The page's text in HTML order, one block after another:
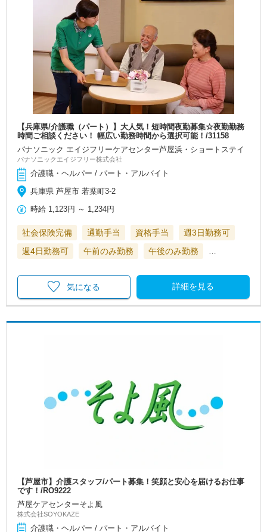
【兵庫県/介護職（パート）】大人気！短時間夜勤募集☆夜勤勤務
時間ご相談ください！ 幅広い勤務時間から選択可能！/31158
パナソニック エイジフリーケアセンター芦屋浜・ショートステイ
パナソニックエイジフリー株式会社
介護職・ヘルパー / パート・アルバイト
兵庫県 芦屋市 若葉町3-2
時給 1,123円 ～ 1,234円
社会保険完備 通勤手当 資格手当
週3日勤務可
週4日勤務可
午前のみ勤務 午後のみ勤務 …
詳細を見る
気になる
【芦屋市】介護スタッフ/パート募集！笑顔と安心を届けるお仕事
です！/RO9222
芦屋ケアセンターそよ風
株式会社SOYOKAZE
介護職・ヘルパー / パート・アルバイト